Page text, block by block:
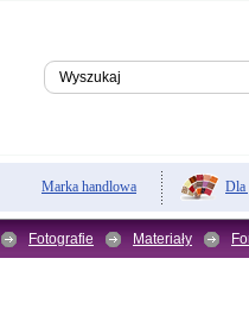
Marka handlowa Dla
Fotografie Materiały